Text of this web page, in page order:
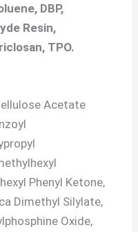
DBP,
Resin,
TPO.
Acetate
Phenyl Ketone,
Dimethyl Silylate,
Oxide,